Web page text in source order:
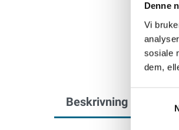
Denne
Vi
sosiale
dem,
Beskrivning